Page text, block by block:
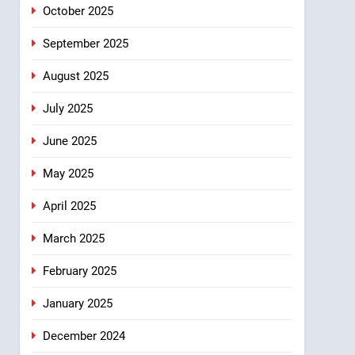
October 2025
September 2025
August 2025
July 2025
June 2025
May 2025
April 2025
March 2025
February 2025
January 2025
December 2024